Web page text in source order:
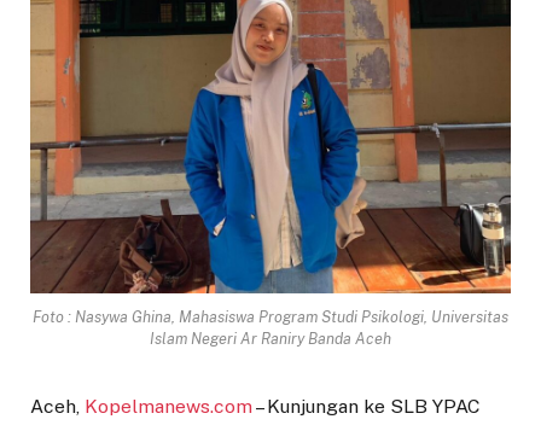
Foto : Nasywa Ghina, Mahasiswa Program Studi Psikologi, Universitas
Islam Negeri Ar Raniry Banda Aceh
Aceh, Kopelmanews.com– Kunjungan ke SLB YPAC